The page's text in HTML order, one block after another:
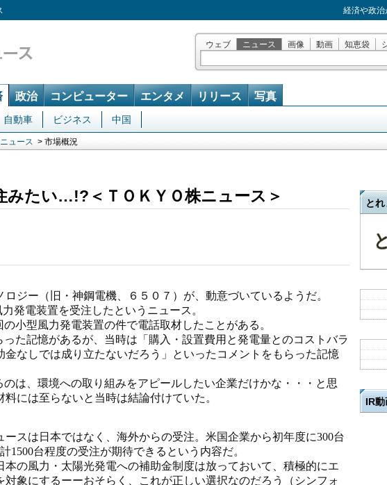
経済や政
ウェブ ニュース 画像 動画 知恵袋
政治 コンピューター エンタメ リリース 写真
自動車 ビジネス 中国
ュース > 市場概況
みたい…!?＜ＴＯＫＹＯ株ニュース＞
ジー（旧・神鋼電機、６５０７）が、動意づいているようだ。
発電装置を受注したというニュース。
小型風力発電装置の件で電話取材したことがある。
た記憶があるが、当時は「購入・設置費用と発電量とのコストバラ
金なしでは成り立たないだろう」といったコメントをもらった記憶
のは、環境への取り組みをアピールしたい企業だけかな・・・と思
には至らないと当時は結論付けていた。
スは日本ではなく、海外からの受注。米国企業から初年度に300台
1500台程度の受注が期待できるという内容だ。
の風力・太陽光発電への補助金制度は放っておいて、積極的にエ
対象にするーーおそらく、これが正しい選択なのだろう（シンフォ
とれ
IR動